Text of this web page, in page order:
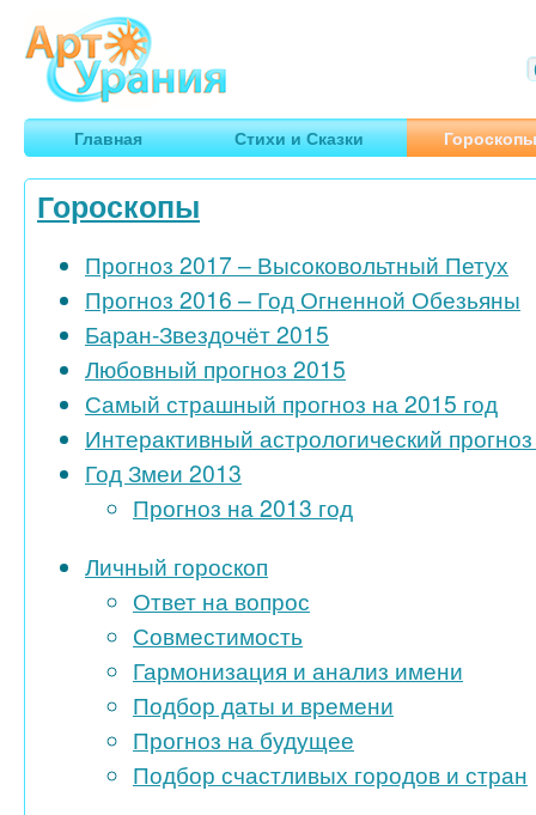
АртУрания
Умные гороскопы, творчество, путешествия
Главная Стихи и Сказки Гороскопы
Гороскопы
Прогноз 2017 – Высоковольтный Петух
Прогноз 2016 – Год Огненной Обезьяны
Баран-Звездочёт 2015
Любовный прогноз 2015
Самый страшный прогноз на 2015 год
Интерактивный астрологический
Год Змеи 2013
Прогноз на 2013 год
Личный гороскоп
Ответ на вопрос
Совместимость
Гармонизация и анализ имени
Подбор даты и времени
Прогноз на будущее
Подбор счастливых городов и стран